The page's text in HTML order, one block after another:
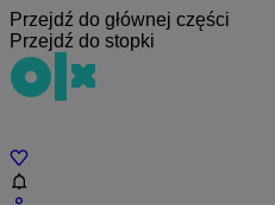
Przejdź do głównej części
Przejdź do stopki